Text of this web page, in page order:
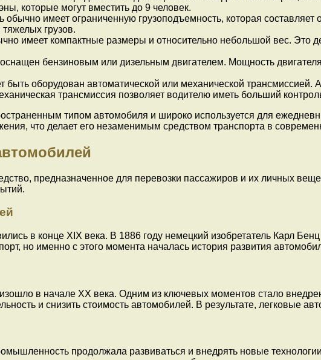
которые могут вместить до 9 человек.
обычно имеет ограниченную грузоподъемность, которая составляет
грузов.
имеет компактные размеры и относительно небольшой вес.
бензиновым или дизельным двигателем. Мощность
быть оборудован автоматической или механической трансмиссией.
трансмиссия позволяет водителю иметь больший
типом автомобиля и широко используется для
что делает его незаменимым средством транспорта в
предназначенное для перевозки пассажиров и их личных
в конце XIX века. В 1886 году немецкий изобретатель Карл
но именно с этого момента началась история развития
в начале XX века. Одним из ключевых моментов стало
и снизить стоимость автомобилей. В результате, легковые
продолжала развиваться и внедрять новые